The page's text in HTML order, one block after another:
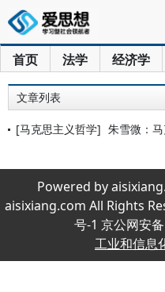
首页 法学 经济学
文章列表
[马克思主义哲学] 朱雪微：马
Powered by
aisixiang.com All Rights
号-1 京公网安
工业和信息